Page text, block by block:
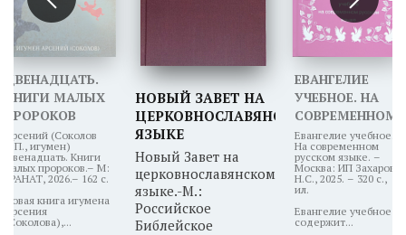
ДВЕНАДЦАТЬ.
КНИГИ МАЛЫХ
ПРОРОКОВ
Арсений (Соколов
А.П., игумен)
Двенадцать. Книги
малых пророков.– М:
ГРАНАТ, 2026.– 162 с.
Новая книга игумена
Арсения
(Соколова),...
НОВЫЙ ЗАВЕТ НА
ЦЕРКОВНОСЛАВЯНСКОМ
ЯЗЫКЕ
Новый Завет на
церковнославянском
языке.-М.:
Российское
Библейское
ЕВАНГЕЛИЕ
УЧЕБНОЕ. НА
СОВРЕМЕННОМ
РУССКОМ
ЯЗЫКЕ
Евангелие учебное.
На современном
русском языке. –
Москва: ИП Захаров
Н.С., 2025. – 320 с.,
ил.
Евангелие учебное
содержит...